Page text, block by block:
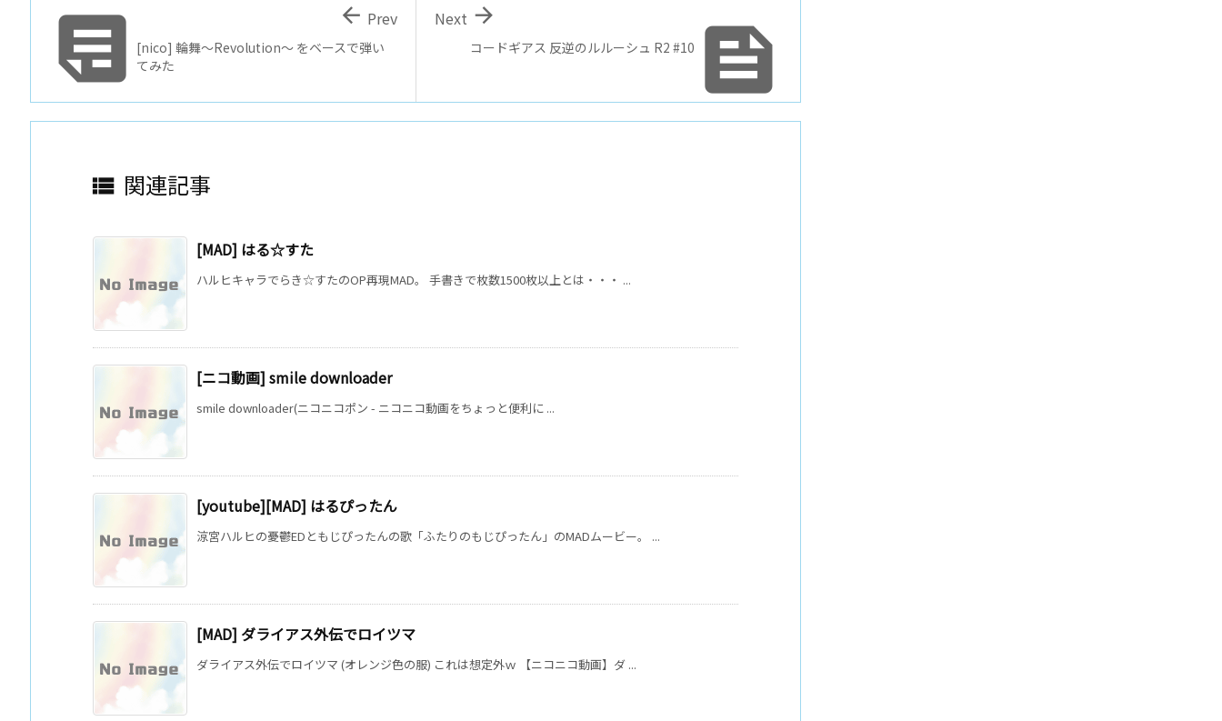

コードギアス 反逆のルルーシュ R2 #10

Next
[nico] 輪舞～Revolution～ をベースで弾い
てみた
 Prev
 関連記事
[MAD] はる☆すた
ハルヒキャラでらき☆すたのOP再現MAD。 手書きで枚数1500枚以上とは・・・ ...
[ニコ動画] smile downloader
smile downloader(ニコニコポン - ニコニコ動画をちょっと便利に ...
[youtube][MAD] はるぴったん
涼宮ハルヒの憂鬱EDともじぴったんの歌「ふたりのもじぴったん」のMADムービー。 ...
[MAD] ダライアス外伝でロイツマ
ダライアス外伝でロイツマ (オレンジ色の服) これは想定外ｗ 【ニコニコ動画】ダ ...